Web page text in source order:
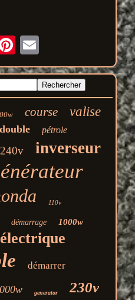
course valise
double pétrole
240v inverseur
110v
démarrage 1000w
électrique
démarrer
generator 230v